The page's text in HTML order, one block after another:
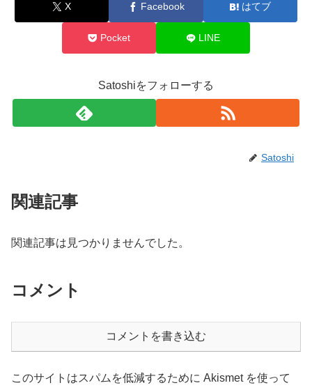
X Facebook はてブ
Pocket LINE
Satoshiをフォローする
Satoshi
関連記事
関連記事は見つかりませんでした。
コメント
コメントを書き込む
このサイトはスパムを低減するために Akismet を使って